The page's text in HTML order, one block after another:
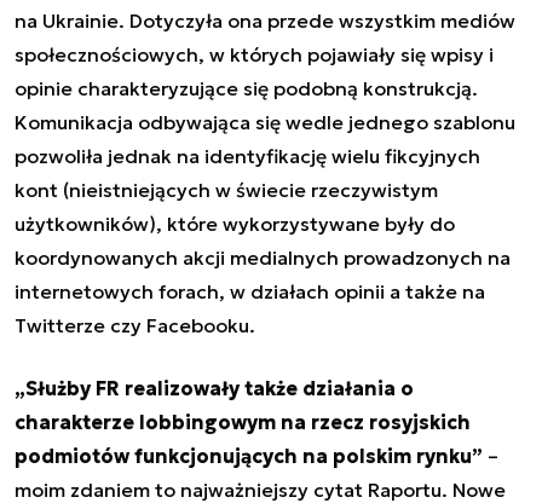
na Ukrainie. Dotyczyła ona przede wszystkim mediów
społecznościowych, w których pojawiały się wpisy i
opinie charakteryzujące się podobną konstrukcją.
Komunikacja odbywająca się wedle jednego szablonu
pozwoliła jednak na identyfikację wielu fikcyjnych
kont (nieistniejących w świecie rzeczywistym
użytkowników), które wykorzystywane były do
koordynowanych akcji medialnych prowadzonych na
internetowych forach, w działach opinii a także na
Twitterze czy Facebooku.
„Służby FR realizowały także działania o
charakterze lobbingowym na rzecz rosyjskich
podmiotów funkcjonujących na polskim rynku” –
moim zdaniem to najważniejszy cytat Raportu. Nowe